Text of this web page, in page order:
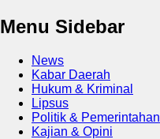
Menu Sidebar
News
Kabar Daerah
Hukum & Kriminal
Lipsus
Politik & Pemerintahan
Kajian & Opini